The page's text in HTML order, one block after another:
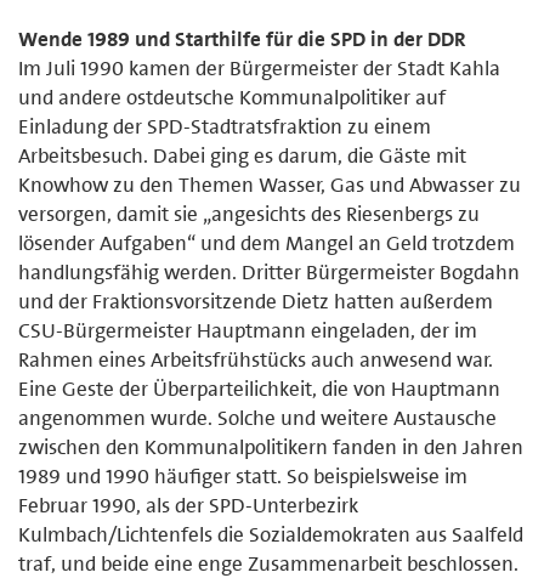
Wende 1989 und Starthilfe für die SPD in der DDR
Im Juli 1990 kamen der Bürgermeister der Stadt Kahla
und andere ostdeutsche Kommunalpolitiker auf
Einladung der SPD-Stadtratsfraktion zu einem
Arbeitsbesuch. Dabei ging es darum, die Gäste mit
Knowhow zu den Themen Wasser, Gas und Abwasser zu
versorgen, damit sie „angesichts des Riesenbergs zu
lösender Aufgaben“ und dem Mangel an Geld trotzdem
handlungsfähig werden. Dritter Bürgermeister Bogdahn
und der Fraktionsvorsitzende Dietz hatten außerdem
CSU-Bürgermeister Hauptmann eingeladen, der im
Rahmen eines Arbeitsfrühstücks auch anwesend war.
Eine Geste der Überparteilichkeit, die von Hauptmann
angenommen wurde. Solche und weitere Austausche
zwischen den Kommunalpolitikern fanden in den Jahren
1989 und 1990 häufiger statt. So beispielsweise im
Februar 1990, als der SPD-Unterbezirk
Kulmbach/Lichtenfels die Sozialdemokraten aus Saalfeld
traf, und beide eine enge Zusammenarbeit beschlossen.